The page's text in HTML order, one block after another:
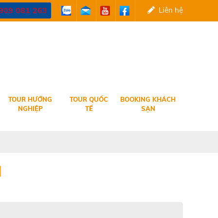
081 263 Liên hệ
TOUR HƯỚNG
NGHIỆP
TOUR QUỐC
TẾ
BOOKING KHÁCH
SẠN